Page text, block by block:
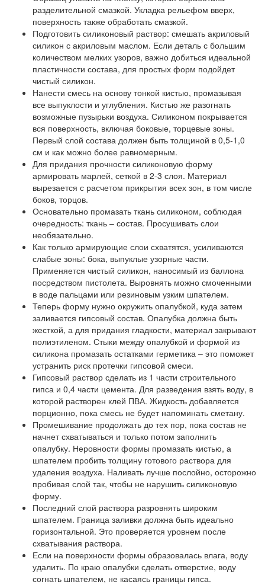
разделительной смазкой. Укладка рельефом вверх,
поверхность также обработать смазкой.
Подготовить силиконовый раствор: смешать акриловый
силикон с акриловым маслом. Если деталь с большим
количеством мелких узоров, важно добиться идеальной
пластичности состава, для простых форм подойдет
чистый силикон.
Нанести смесь на основу тонкой кистью, промазывая
все выпуклости и углубления. Кистью же разогнать
возможные пузырьки воздуха. Силиконом покрывается
вся поверхность, включая боковые, торцевые зоны.
Первый слой состава должен быть толщиной в 0,5-1,0
см и как можно более равномерным.
Для придания прочности силиконовую форму
армировать марлей, сеткой в 2-3 слоя. Материал
вырезается с расчетом прикрытия всех зон, в том числе
боков, торцов.
Основательно промазать ткань силиконом, соблюдая
очередность: ткань – состав. Просушивать слои
необязательно.
Как только армирующие слои схватятся, усиливаются
слабые зоны: бока, выпуклые узорные части.
Применяется чистый силикон, наносимый из баллона
посредством пистолета. Выровнять можно смоченными
в воде пальцами или резиновым узким шпателем.
Теперь форму нужно окружить опалубкой, куда затем
заливается гипсовый состав. Опалубка должна быть
жесткой, а для придания гладкости, материал закрывают
полиэтиленом. Стыки между опалубкой и формой из
силикона промазать остатками герметика – это поможет
устранить риск протечки гипсовой смеси.
Гипсовый раствор сделать из 1 части строительного
гипса и 0,4 части цемента. Для разведения взять воду, в
которой растворен клей ПВА. Жидкость добавляется
порционно, пока смесь не будет напоминать сметану.
Промешивание продолжать до тех пор, пока состав не
начнет схватываться и только потом заполнить
опалубку. Неровности формы промазать кистью, а
шпателем пробить толщину готового раствора для
удаления воздуха. Наливать лучше послойно, осторожно
пробивая слой так, чтобы не нарушить силиконовую
форму.
Последний слой раствора разровнять широким
шпателем. Граница заливки должна быть идеально
горизонтальной. Это проверяется уровнем после
схватывания раствора.
Если на поверхности формы образовалась влага, воду
удалить. По краю опалубки сделать отверстие, воду
согнать шпателем, не касаясь границы гипса.